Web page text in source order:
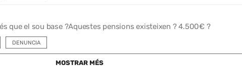
que el sou base ?Aquestes pensions existeixen ? 4.500€ ?
DENUNCIA
MOSTRAR MÉS